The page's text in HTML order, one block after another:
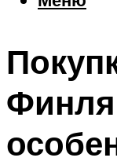
Шоппинг
Что
Меню